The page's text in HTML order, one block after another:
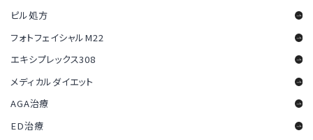
ピル処方
フォトフェイシャルM22
エキシプレックス308
メディカルダイエット
AGA治療
ED治療